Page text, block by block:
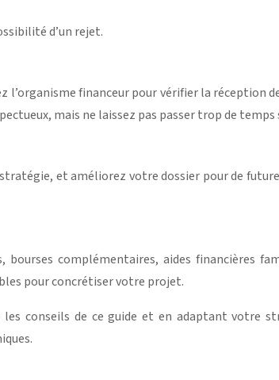
d’un rejet.
financeur pour vérifier la réception
mais ne laissez pas passer trop de temps
et améliorez votre dossier pour de
complémentaires, aides financières
pour concrétiser votre projet.
conseils de ce guide et en adaptant votre